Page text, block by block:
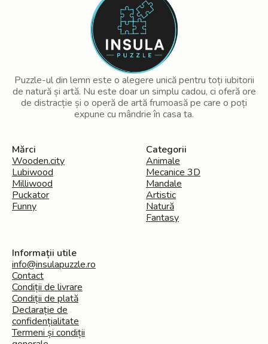
Puzzle-ul din lemn este o alegere unică pentru toți iubitorii
de natură și artă. Nu este doar un simplu cadou, ci oferă ore
de distracție și o operă de artă frumoasă pe care o poți
expune cu mândrie în casa ta.
Mărci
Wooden.city
Lubiwood
Milliwood
Puckator
Funny
Categorii
Animale
Mecanice 3D
Mandale
Artistic
Natură
Fantasy
Informații utile
info@insulapuzzle.ro
Contact
Condiții de livrare
Condiții de plată
Declarație de
confidențialitate
Termeni și condiții